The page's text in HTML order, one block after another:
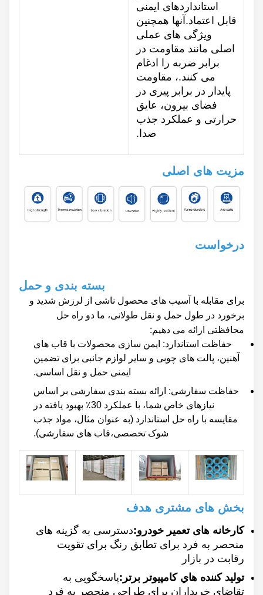
استانداردهای ایمنی
قابل اعتماد.آنها همچنین
ویژگی های عملی
اصلی مانند مقاومت در
برابر ضربه را ادغام
می کنند.، مقاومت
پایدار در برابر پیری در
فضای بیرون، عایق
حرارتی و عملکرد جذب
صدا.
مزیت های اصلی
درخواست
بسته بندی و حمل
برای مقابله با آسیب های محصول ناشی از لرزش شدید و
برخورد در طول حمل و نقل طولانی، ما دو راه حل
محافظتی ارائه می دهیم:
حفاظت استاندارد: ایمن سازی محصولات با قاب های
آهنین، پالت های چوبی و سایر لوازم جانبی برای تضمین
ایمنی حمل و نقل اساسی.
حفاظت سفارشی: ارائه بسته بندی سفارشی بر اساس
نیازهای خاص شما، با عملکرد 30٪ بهبود یافته در
مقایسه با راه حل استاندارد (به عنوان مثال، مواد جذب
شوک تخصصی،قاب های سفارشی).
بخش های مشتری هدف
کارخانه های تعمیر خودرو:دسترسی به گزینه های
منحصر به فرد برای تطابق رنگ برای تقویت
رقابت در بازار
توليد كننده هاي كامپيوتر برتر:پاسخگویی به
تقاضای خریداران برای طراحی منحصر به فرد